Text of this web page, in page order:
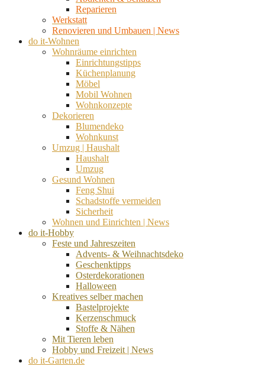
Reparieren
Werkstatt
Renovieren und Umbauen | News
do it-Wohnen
Wohnräume einrichten
Einrichtungstipps
Küchenplanung
Möbel
Mobil Wohnen
Wohnkonzepte
Dekorieren
Blumendeko
Wohnkunst
Umzug | Haushalt
Haushalt
Umzug
Gesund Wohnen
Feng Shui
Schadstoffe vermeiden
Sicherheit
Wohnen und Einrichten | News
do it-Hobby
Feste und Jahreszeiten
Advents- & Weihnachtsdeko
Geschenktipps
Osterdekorationen
Halloween
Kreatives selber machen
Bastelprojekte
Kerzenschmuck
Stoffe & Nähen
Mit Tieren leben
Hobby und Freizeit | News
do it-Garten.de